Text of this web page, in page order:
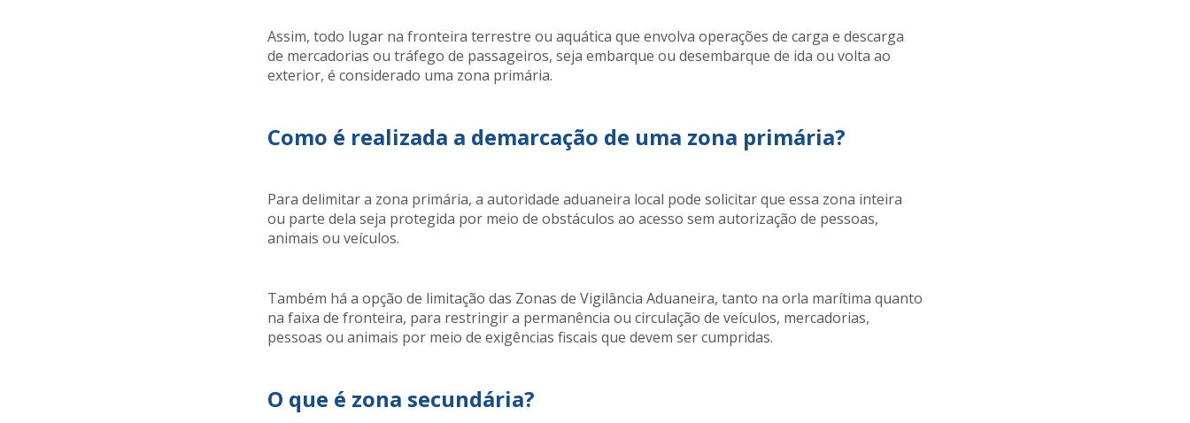
Assim, todo lugar na fronteira terrestre ou aquática que envolva operações de carga e descarga
de mercadorias ou tráfego de passageiros, seja embarque ou desembarque de ida ou volta ao
exterior, é considerado uma zona primária.
Como é realizada a demarcação de uma zona primária?
Para delimitar a zona primária, a autoridade aduaneira local pode solicitar que essa zona inteira
ou parte dela seja protegida por meio de obstáculos ao acesso sem autorização de pessoas,
animais ou veículos.
Também há a opção de limitação das Zonas de Vigilância Aduaneira, tanto na orla marítima quanto
na faixa de fronteira, para restringir a permanência ou circulação de veículos, mercadorias,
pessoas ou animais por meio de exigências fiscais que devem ser cumpridas.
O que é zona secundária?